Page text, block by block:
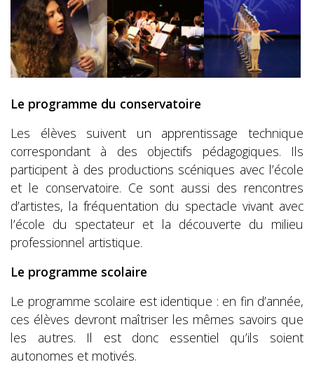
Le programme du conservatoire
Les élèves suivent un apprentissage technique
correspondant à des objectifs pédagogiques. Ils
participent à des productions scéniques avec l’école
et le conservatoire. Ce sont aussi des rencontres
d’artistes, la fréquentation du spectacle vivant avec
l’école du spectateur et la découverte du milieu
professionnel artistique.
Le programme scolaire
Le programme scolaire est identique : en fin d’année,
ces élèves devront maîtriser les mêmes savoirs que
les autres. Il est donc essentiel qu’ils soient
autonomes et motivés.